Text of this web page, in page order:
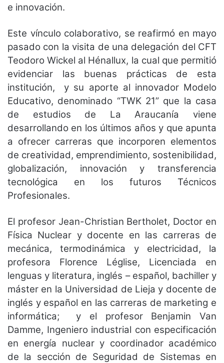
e innovación.
Este vínculo colaborativo, se reafirmó en mayo
pasado con la visita de una delegación del CFT
Teodoro Wickel al Hénallux, la cual que permitió
evidenciar las buenas prácticas de esta
institución, y su aporte al innovador Modelo
Educativo, denominado “TWK 21” que la casa
de estudios de La Araucanía viene
desarrollando en los últimos años y que apunta
a ofrecer carreras que incorporen elementos
de creatividad, emprendimiento, sostenibilidad,
globalización, innovación y transferencia
tecnológica en los futuros Técnicos
Profesionales.
El profesor Jean-Christian Bertholet, Doctor en
Física Nuclear y docente en las carreras de
mecánica, termodinámica y electricidad, la
profesora Florence Léglise, Licenciada en
lenguas y literatura, inglés – español, bachiller y
máster en la Universidad de Lieja y docente de
inglés y español en las carreras de marketing e
informática; y el profesor Benjamin Van
Damme, Ingeniero industrial con especificación
en energía nuclear y coordinador académico
de la sección de Seguridad de Sistemas en